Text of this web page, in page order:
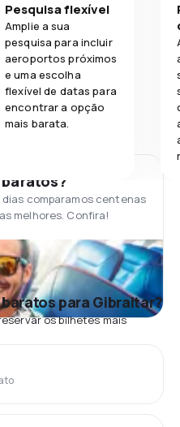
Pesquisa flexível
Amplie a sua
pesquisa para incluir
aeroportos próximos
e uma escolha
flexível de datas para
encontrar a opção
mais barata.
comparamos centenas
melhores. Confira!
para Gibraltar?
os bilhetes mais